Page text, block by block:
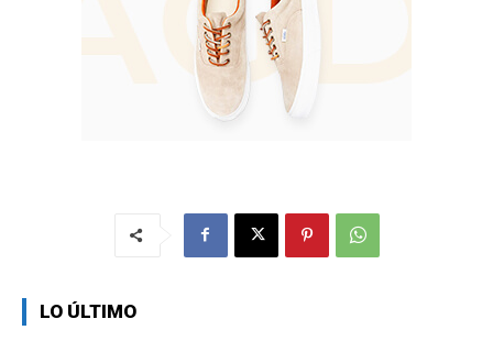
LO ÚLTIMO